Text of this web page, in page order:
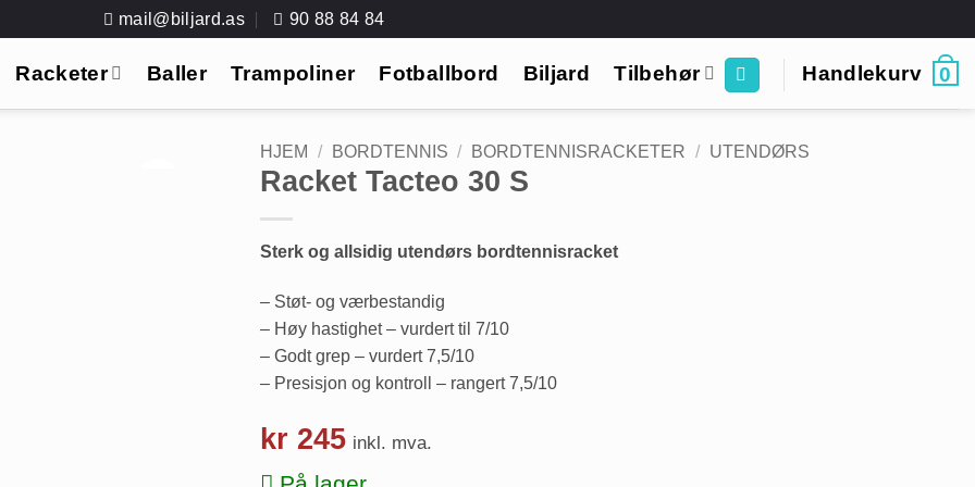
mail@biljard.as 90 88 84 84
Racketer Baller Trampoliner Fotballbord Biljard Tilbehør Handlekurv 0
HJEM / BORDTENNIS / BORDTENNISRACKETER / UTENDØRS
Racket Tacteo 30 S
Sterk og allsidig utendørs bordtennisracket
– Støt- og værbestandig
– Høy hastighet – vurdert til 7/10
– Godt grep – vurdert 7,5/10
– Presisjon og kontroll – rangert 7,5/10
kr 245 inkl. mva.